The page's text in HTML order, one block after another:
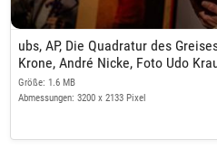
ubs, AP, Die Quadratur des
Krone, André Nicke, Foto Udo
Größe: 1.6 MB
Abmessungen: 3200 x 2133 Pixel